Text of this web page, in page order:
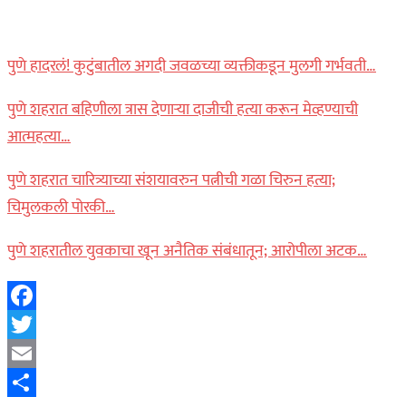
पुणे हादरलं! कुटुंबातील अगदी जवळच्या व्यक्तीकडून मुलगी गर्भवती…
पुणे शहरात बहिणीला त्रास देणाऱ्या दाजीची हत्या करून मेव्हण्याची
आत्महत्या…
पुणे शहरात चारित्र्याच्या संशयावरुन पत्नीची गळा चिरुन हत्या;
चिमुलकली पोरकी…
पुणे शहरातील युवकाचा खून अनैतिक संबंधातून; आरोपीला अटक…
Facebook
Twitter
Email